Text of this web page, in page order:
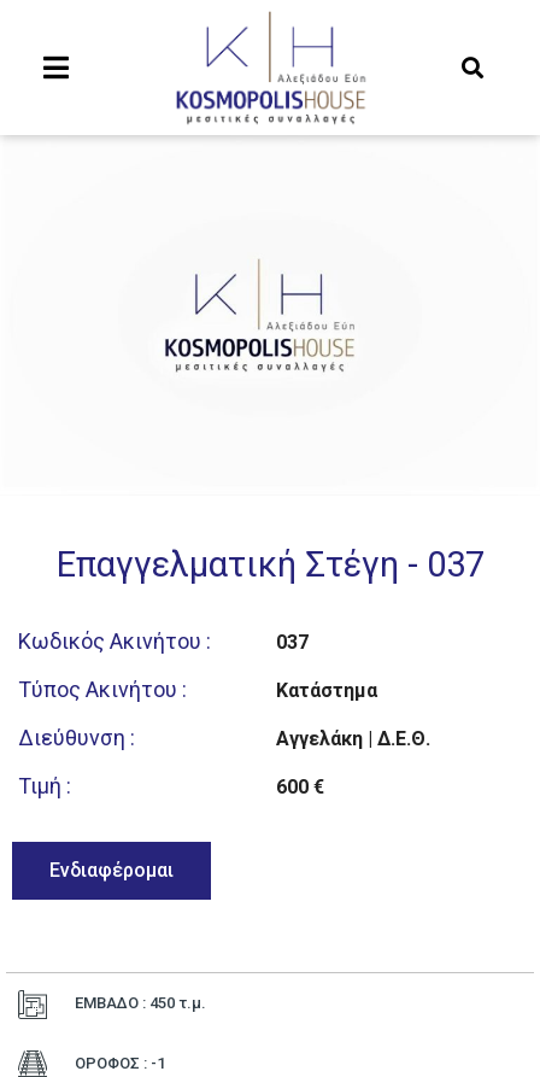
Επαγγελματική Στέγη - 037
Κωδικός Ακινήτου : 037
Τύπος Ακινήτου : Κατάστημα
Διεύθυνση : Αγγελάκη | Δ.Ε.Θ.
Τιμή : 600 €
Ενδιαφέρομαι
ΕΜΒΑΔΟ : 450 τ.μ.
ΟΡΟΦΟΣ : -1